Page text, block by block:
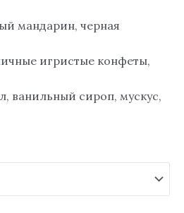
мандарин, черная
игристые конфеты,
ванильный сироп, мускус,